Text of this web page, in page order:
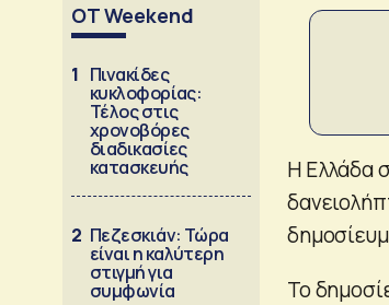
OT Weekend
1 Πινακίδες
κυκλοφορίας:
Τέλος στις
χρονοβόρες
διαδικασίες
κατασκευής
2 Πεζεσκιάν: Τώρα
είναι η καλύτερη
στιγμή για
συμφωνία
Η Ελλάδα
Το